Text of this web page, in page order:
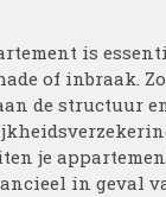
is
of inbraak.
de structuur
je
in geval